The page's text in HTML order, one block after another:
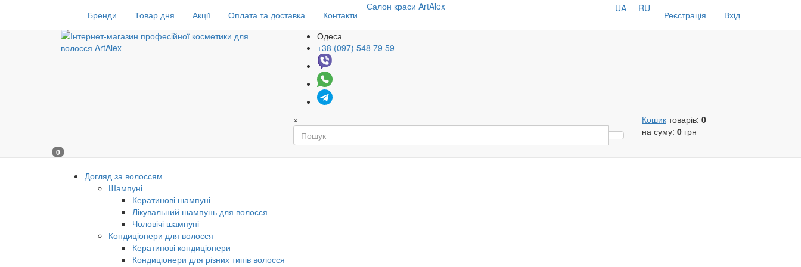
Бренди Товар дня Акції Оплата та доставка Контакти
Салон краси ArtAlex
Реєстрація Вхід
UA RU
Одеса
+38 (097) 548 79 59
× Кошик товарів: 0
на суму: 0 грн
0
Догляд за волоссям
Шампуні
Кератинові шампуні
Лікувальний шампунь для волосся
Чоловічі шампуні
Кондиціонери для волосся
Кератинові кондиціонери
Кондиціонери для різних типів волосся